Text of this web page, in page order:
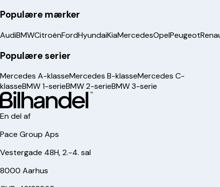
Populære mærker
AudiBMWCitroënFordHyundaiKiaMercedesOpelPeugeot
Populære serier
Mercedes A-klasseMercedes B-klasseMercedes C-
klasseBMW 1-serieBMW 2-serieBMW 3-serie
En del af
Pace Group Aps
Vestergade 48H, 2.-4. sal
8000 Aarhus